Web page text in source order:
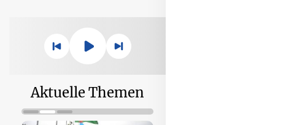
Aktuelle Themen